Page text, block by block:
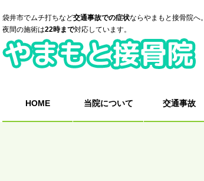
袋井市でムチ打ちなど交通事故での症状ならやまもと接骨院へ。
夜間の施術は22時まで対応しています。
HOME 当院について 交通事故